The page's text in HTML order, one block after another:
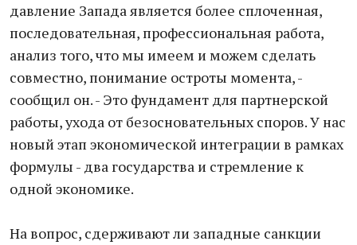
давление Запада является более сплоченная,
последовательная, профессиональная работа,
анализ того, что мы имеем и можем сделать
совместно, понимание остроты момента, -
сообщил он. - Это фундамент для партнерской
работы, ухода от безосновательных споров. У нас
новый этап экономической интеграции в рамках
формулы - два государства и стремление к
одной экономике.
На вопрос, сдерживают ли западные санкции